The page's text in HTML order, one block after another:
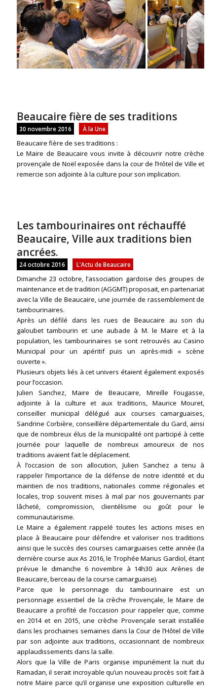
Beaucaire fière de ses traditions
30 novembre 2016 À la Une
Beaucaire fière de ses traditions :
Le Maire de Beaucaire vous invite à découvrir notre crèche
provençale de Noël exposée dans la cour de l’Hôtel de Ville et
remercie son adjointe à la culture pour son implication.
Les tambourinaires ont réchauffé
Beaucaire, Ville aux traditions bien
ancrées.
24 octobre 2016 L'Actu de Beaucaire
Dimanche 23 octobre, l’association gardoise des groupes de
maintenance et de tradition (AGGMT) proposait, en partenariat
avec la Ville de Beaucaire, une journée de rassemblement de
tambourinaires.
Après un défilé dans les rues de Beaucaire au son du
galoubet tambourin et une aubade à M. le Maire et à la
population, les tambourinaires se sont retrouvés au Casino
Municipal pour un apéritif puis un après-midi « scène
ouverte ».
Plusieurs objets liés à cet univers étaient également exposés
pour l’occasion.
Julien Sanchez, Maire de Beaucaire, Mireille Fougasse,
adjointe à la culture et aux traditions, Maurice Mouret,
conseiller municipal délégué aux courses camarguaises,
Sandrine Corbière, conseillère départementale du Gard, ainsi
que de nombreux élus de la municipalité ont participé à cette
journée pour laquelle de nombreux amoureux de nos
traditions avaient fait le déplacement.
À l’occasion de son allocution, Julien Sanchez a tenu à
rappeler l’importance de la défense de notre identité et du
maintien de nos traditions, nationales comme régionales et
locales, trop souvent mises à mal par nos gouvernants par
lâcheté, compromission, clientélisme ou goût pour le
communautarisme.
Le Maire a également rappelé toutes les actions mises en
place à Beaucaire pour défendre et valoriser nos traditions
ainsi que le succès des courses camarguaises cette année (la
dernière course aux As 2016, le Trophée Marius Gardiol, étant
prévue le dimanche 6 novembre à 14h30 aux Arènes de
Beaucaire, berceau de la course camarguaise).
Parce que le personnage du tambourinaire est un
personnage essentiel de la crèche Provençale, le Maire de
Beaucaire a profité de l’occasion pour rappeler que, comme
en 2014 et en 2015, une crèche Provençale serait installée
dans les prochaines semaines dans la Cour de l’Hôtel de Ville
par son adjointe aux traditions, occasionnant de nombreux
applaudissements dans la salle.
Alors que la Ville de Paris organise impunément la nuit du
Ramadan, il serait incroyable qu’un nouveau procès soit fait à
notre Maire parce qu’il organise une exposition culturelle en